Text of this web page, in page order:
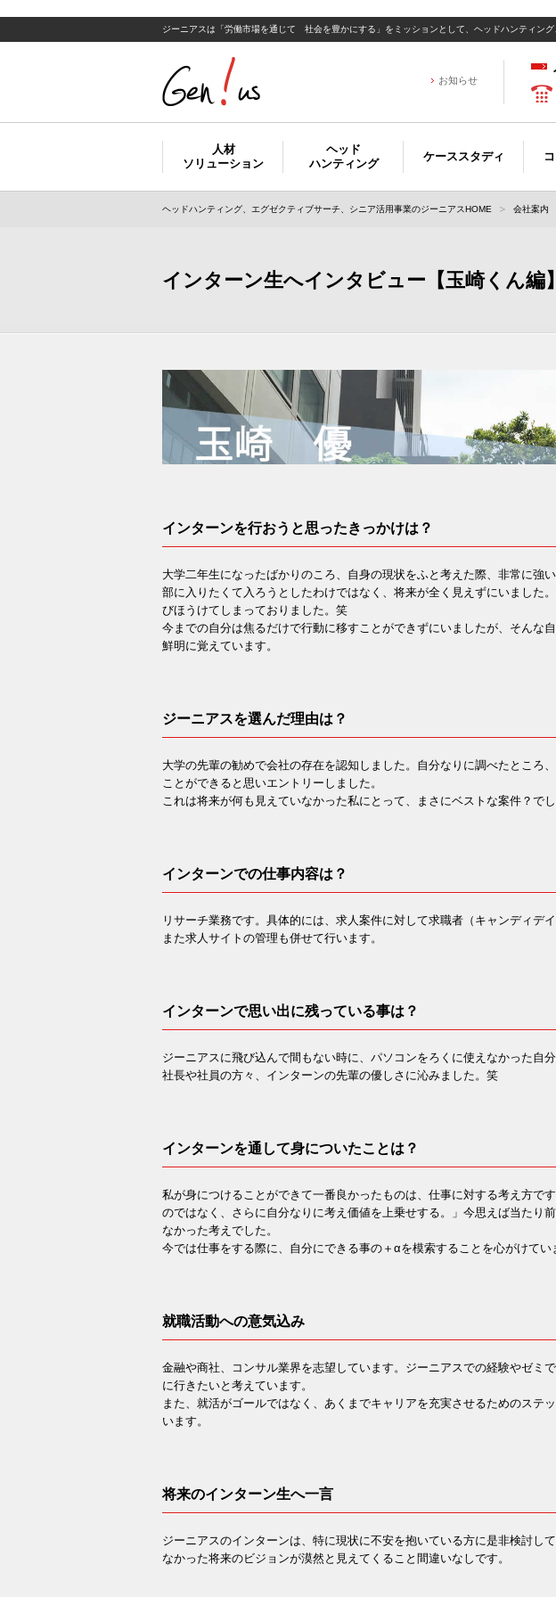
ジーニアスは「労働市場を通じて 社会を豊かにする」をミッションとして、ヘッドハンティン
人材
ソリューション
ヘッド
ハンティング
ケーススタディ
お知らせ
ヘッドハンティング、エグゼクティブサーチ、シニア活用事業のジーニアスHOME 会社案内
インターン生へインタビュー【玉崎くん編】
インターンを行おうと思ったきっかけは？
大学二年生になったばかりのころ、自身の現状をふと考えた際、非常に強
部に入りたくて入ろうとしたわけではなく、将来が全く見えずにいました
びほうけてしまっておりました。笑
今までの自分は焦るだけで行動に移すことができずにいましたが、そんな
鮮明に覚えています。
ジーニアスを選んだ理由は？
大学の先輩の勧めで会社の存在を認知しました。自分なりに調べたところ
ことができると思いエントリーしました。
これは将来が何も見えていなかった私にとって、まさにベストな案件？でし
インターンでの仕事内容は？
リサーチ業務です。具体的には、求人案件に対して求職者（キャンディデ
また求人サイトの管理も併せて行います。
インターンで思い出に残っている事は？
ジーニアスに飛び込んで間もない時に、パソコンをろくに使えなかった自
社長や社員の方々、インターンの先輩の優しさに沁みました。笑
インターンを通して身についたことは？
私が身につけることができて一番良かったものは、仕事に対する考え方で
のではなく、さらに自分なりに考え価値を上乗せする。」今思えば当たり
なかった考えでした。
今では仕事をする際に、自分にできる事の＋αを模索することを心がけてい
就職活動への意気込み
金融や商社、コンサル業界を志望しています。ジーニアスでの経験やゼミ
に行きたいと考えています。
また、就活がゴールではなく、あくまでキャリアを充実させるためのステ
います。
将来のインターン生へ一言
ジーニアスのインターンは、特に現状に不安を抱いている方に是非検討し
なかった将来のビジョンが漠然と見えてくること間違いなしです。